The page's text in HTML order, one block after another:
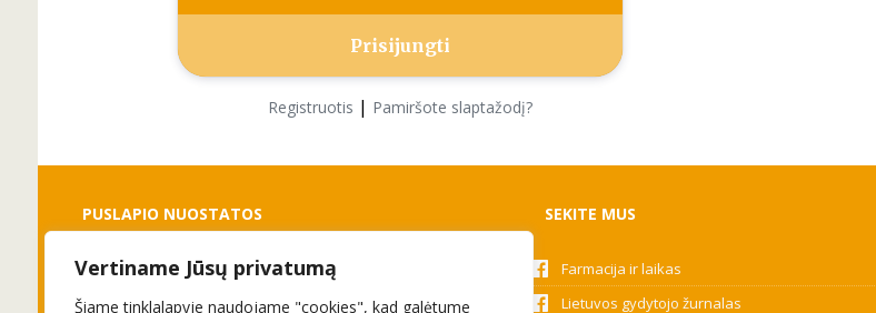
Vertiname Jūsų privatumą
Šiame tinklalapyje naudojame "cookies", kad galėtume
Registruotis | Pamiršote slaptažodį?
PUSLAPIO NUOSTATOS
Slapukai
Privatumo politika
SEKITE MUS
Farmacija ir laikas
Lietuvos gydytojo žurnalas